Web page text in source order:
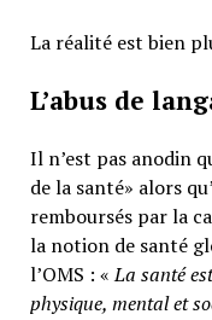
La réalité est bien
L’abus de
Il n’est pas anodin
de la santé» alors
remboursés par la
la notion de santé
l’OMS : «La santé
physique, mental et